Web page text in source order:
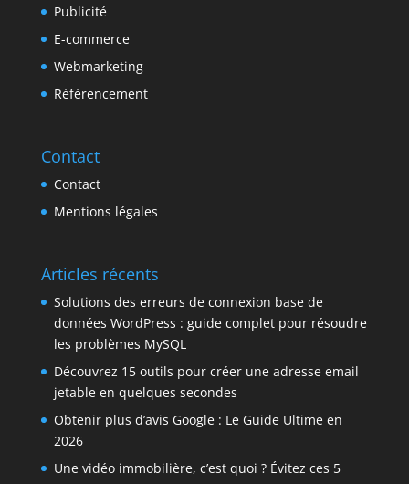
Publicité
E-commerce
Webmarketing
Référencement
Contact
Contact
Mentions légales
Articles récents
Solutions des erreurs de connexion base de
données WordPress : guide complet pour résoudre
les problèmes MySQL
Découvrez 15 outils pour créer une adresse email
jetable en quelques secondes
Obtenir plus d’avis Google : Le Guide Ultime en
2026
Une vidéo immobilière, c’est quoi ? Évitez ces 5